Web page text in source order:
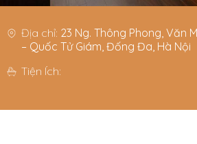
Địa chỉ: 23 Ng. Thông Phong, Văn
– Quốc Tử Giám, Đống Đa, Hà Nội
Tiện Ích: